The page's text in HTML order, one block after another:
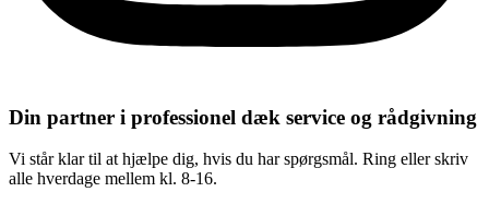
Din partner i professionel dæk service og rådgivning
Vi står klar til at hjælpe dig, hvis du har spørgsmål. Ring eller skriv
alle hverdage mellem kl. 8-16.